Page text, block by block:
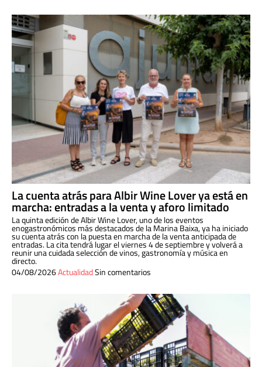
La cuenta atrás para Albir Wine Lover ya está en
marcha: entradas a la venta y aforo limitado
La quinta edición de Albir Wine Lover, uno de los eventos
enogastronómicos más destacados de la Marina Baixa, ya ha iniciado
su cuenta atrás con la puesta en marcha de la venta anticipada de
entradas. La cita tendrá lugar el viernes 4 de septiembre y volverá a
reunir una cuidada selección de vinos, gastronomía y música en
directo.
04/08/2026ActualidadSin comentarios